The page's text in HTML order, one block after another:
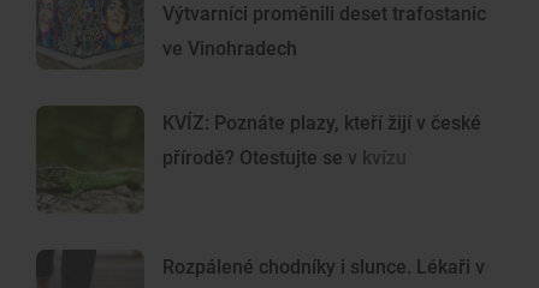
Výtvarníci proměnili deset trafostanic
ve Vinohradech
KVÍZ: Poznáte plazy, kteří žijí v české
přírodě? Otestujte se v kvízu
Rozpálené chodníky i slunce. Lékaři v